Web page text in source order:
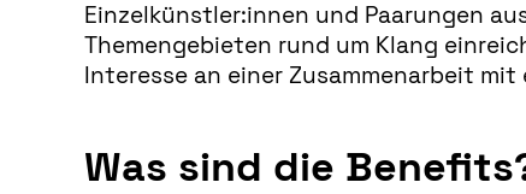
Einzelkünstler:innen und Paarungen
Themengebieten rund um Klang
Interesse an einer Zusammenarbeit mit
Was sind die